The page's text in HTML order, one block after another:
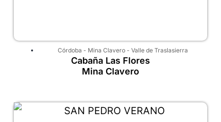
Córdoba - Mina Clavero - Valle de Traslasierra
Cabaña Las Flores
Mina Clavero